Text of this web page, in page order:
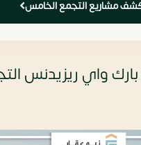
مشاريع التجمع الخامس
واي ريزيدنس